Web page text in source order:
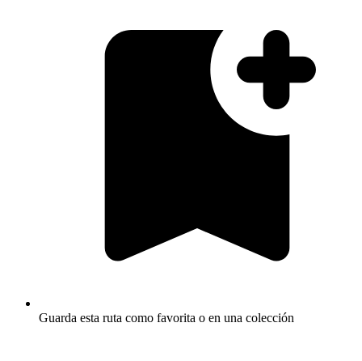
Guarda esta ruta como favorita o en una colección